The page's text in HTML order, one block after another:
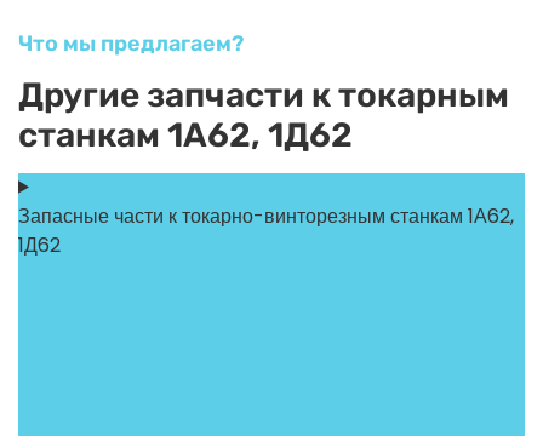
Что мы предлагаем?
Другие запчасти к токарным
станкам 1А62, 1Д62
Запасные части к токарно-винторезным станкам 1А62,
1Д62